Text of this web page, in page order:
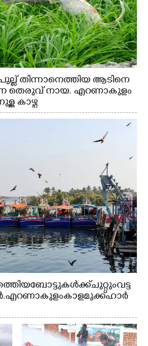
തിന്നാനെത്തിയ ആടിനെ
തെരുവ് നായ. എറണാകുളം
കാഴ്ച
ബോട്ടുകൾക്ക് ചുറ്റും വട്ട
എറണാകുളം കാളമുക്ക് ഹാർ